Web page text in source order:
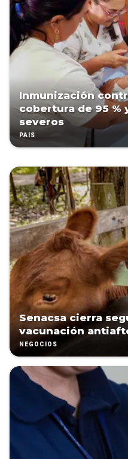
Inmunización
cobertura de 95 %
severos
PAÍS
Senacsa cierra
vacunación
NEGOCIOS